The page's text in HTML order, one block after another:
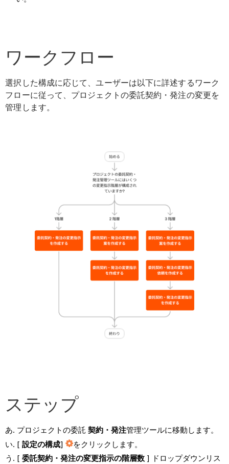
ワークフロー
選択した構成に応じて、ユーザーは以下に詳述するワーク
フローに従って、プロジェクトの委託契約・発注の変更を
管理します。
ステップ
プロジェクトの委託 契約・発注管理ツールに移動します。
[ 設定の構成]
をクリックします。
[ 委託契約・発注の変更指示の階層数] ドロップダウンリス